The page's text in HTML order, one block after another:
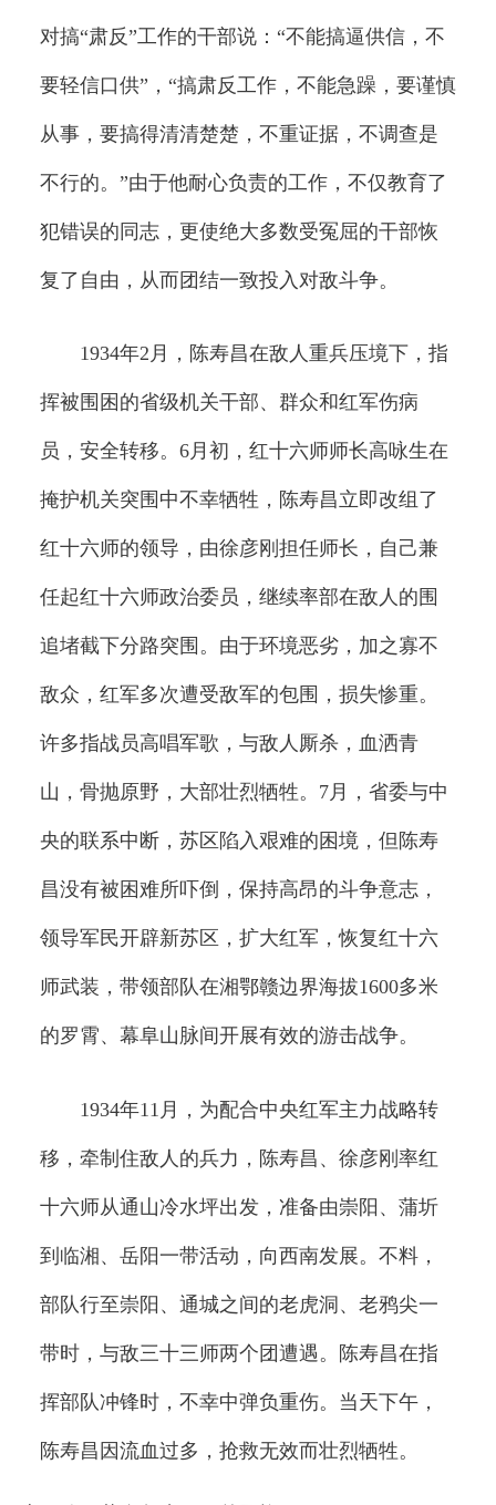
对搞“肃反”工作的干部说：“不能搞逼供信，不
要轻信口供”，“搞肃反工作，不能急躁，要谨慎
从事，要搞得清清楚楚，不重证据，不调查是
不行的。”由于他耐心负责的工作，不仅教育了
犯错误的同志，更使绝大多数受冤屈的干部恢
复了自由，从而团结一致投入对敌斗争。
1934年2月，陈寿昌在敌人重兵压境下，指
挥被围困的省级机关干部、群众和红军伤病
员，安全转移。6月初，红十六师师长高咏生在
掩护机关突围中不幸牺牲，陈寿昌立即改组了
红十六师的领导，由徐彦刚担任师长，自己兼
任起红十六师政治委员，继续率部在敌人的围
追堵截下分路突围。由于环境恶劣，加之寡不
敌众，红军多次遭受敌军的包围，损失惨重。
许多指战员高唱军歌，与敌人厮杀，血洒青
山，骨抛原野，大部壮烈牺牲。7月，省委与中
央的联系中断，苏区陷入艰难的困境，但陈寿
昌没有被困难所吓倒，保持高昂的斗争意志，
领导军民开辟新苏区，扩大红军，恢复红十六
师武装，带领部队在湘鄂赣边界海拔1600多米
的罗霄、幕阜山脉间开展有效的游击战争。
1934年11月，为配合中央红军主力战略转
移，牵制住敌人的兵力，陈寿昌、徐彦刚率红
十六师从通山冷水坪出发，准备由崇阳、蒲圻
到临湘、岳阳一带活动，向西南发展。不料，
部队行至崇阳、通城之间的老虎洞、老鸦尖一
带时，与敌三十三师两个团遭遇。陈寿昌在指
挥部队冲锋时，不幸中弹负重伤。当天下午，
陈寿昌因流血过多，抢救无效而壮烈牺牲。